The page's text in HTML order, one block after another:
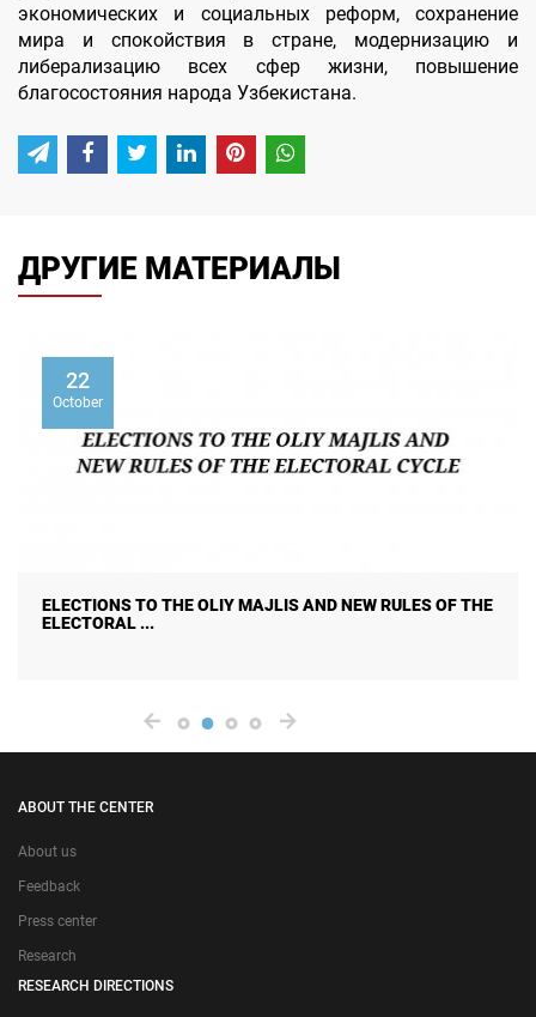
экономических и социальных реформ, сохранение
мира и спокойствия в стране, модернизацию и
либерализацию всех сфер жизни, повышение
благосостояния народа Узбекистана.
ДРУГИЕ МАТЕРИАЛЫ
22
October
ELECTIONS TO THE OLIY MAJLIS AND NEW RULES OF THE
ELECTORAL ...
ABOUT THE CENTER
About us
Feedback
Press center
Research
RESEARCH DIRECTIONS